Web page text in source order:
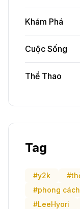
Khám Phá
Cuộc Sống
Thể Thao
Tag
#y2k
#phong cách
#LeeHyori